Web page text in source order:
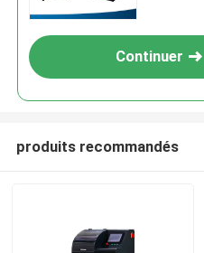
Continuer
produits recommandés